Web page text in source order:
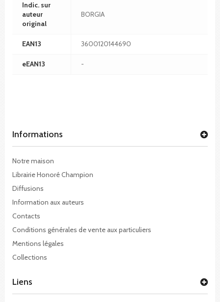
Indic. sur
auteur
original
BORGIA
EAN13 3600120144690
eEAN13 -
Informations
Notre maison
Librairie Honoré Champion
Diffusions
Information aux auteurs
Contacts
Conditions générales de vente aux particuliers
Mentions légales
Collections
Liens